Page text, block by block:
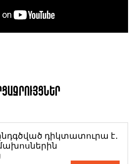
դիկտատուրա է․